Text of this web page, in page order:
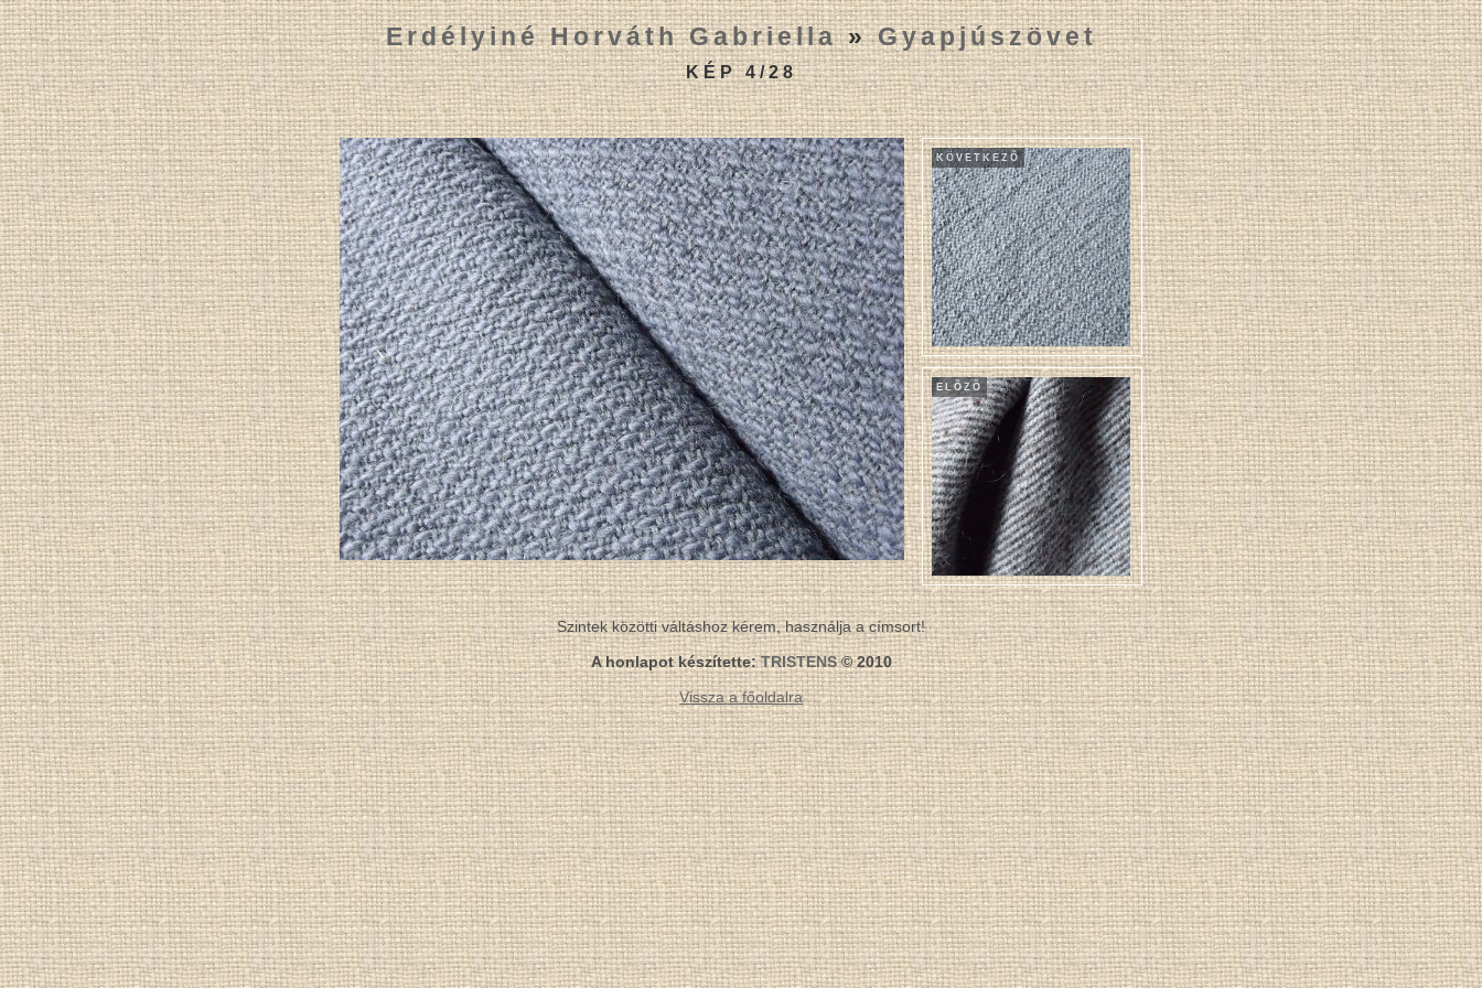
Erdélyiné Horváth Gabriella»Gyapjúszövet
KÉP 4/28
KÖVETKEZÕ
ELÕZÕ
Szintek közötti váltáshoz kérem, használja a címsort!
A honlapot készítette:TRISTENS© 2010
Vissza a főoldalra